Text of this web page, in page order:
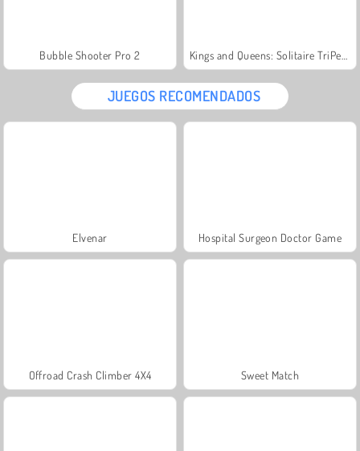
Bubble Shooter Pro 2
JUEGOS RECOMENDADOS
Elvenar Hospital Surgeon Doctor Game
Offroad Crash Climber 4X4 Sweet Match